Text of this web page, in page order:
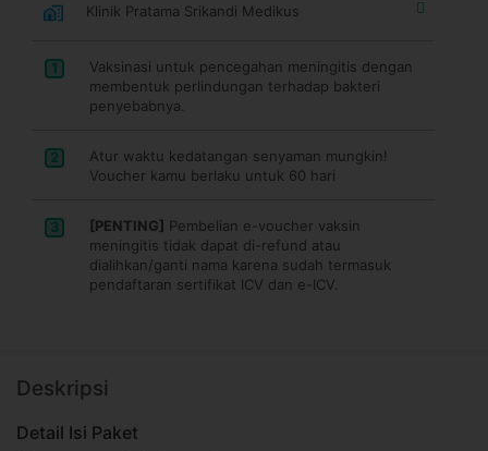
Klinik Pratama Srikandi Medikus
1
Vaksinasi untuk pencegahan meningitis dengan
membentuk perlindungan terhadap bakteri
penyebabnya.
2
Atur waktu kedatangan senyaman mungkin!
Voucher kamu berlaku untuk 60 hari
3 [PENTING] Pembelian e-voucher vaksin
meningitis tidak dapat di-refund atau
dialihkan/ganti nama karena sudah termasuk
pendaftaran sertifikat ICV dan e-ICV.
Deskripsi
Detail Isi Paket